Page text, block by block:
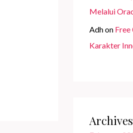
Melalui
Adhon Free
Karakter
Archives